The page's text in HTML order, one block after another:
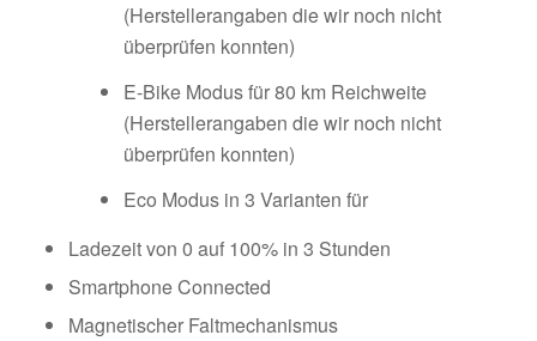
(Herstellerangaben die wir noch nicht
überprüfen konnten)
E-Bike Modus für 80 km Reichweite
(Herstellerangaben die wir noch nicht
überprüfen konnten)
Eco Modus in 3 Varianten für
Ladezeit von 0 auf 100% in 3 Stunden
Smartphone Connected
Magnetischer Faltmechanismus